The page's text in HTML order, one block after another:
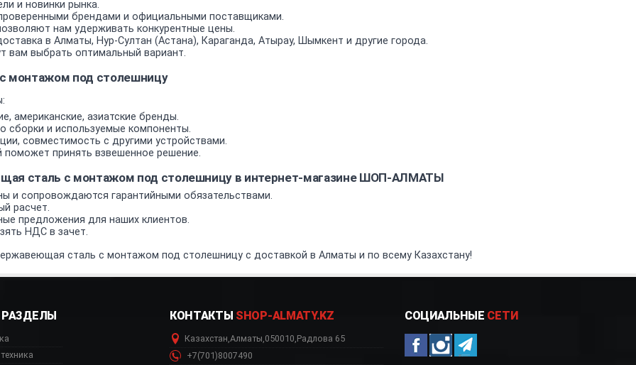
и новинки рынка.
брендами и официальными поставщиками.
нам удерживать конкурентные цены.
в Алматы, Нур-Султан (Астана), Караганда, Атырау, Шымкент и другие города.
вам выбрать оптимальный вариант.
монтажом под столешницу
американские, азиатские бренды.
сборки и используемые компоненты.
совместимость с другими устройствами.
поможет принять взвешенное решение.
сталь с монтажом под столешницу в интернет-магазине ШОП-АЛМАТЫ
и сопровождаются гарантийными обязательствами.
расчет.
предложения для наших клиентов.
НДС в зачет.
сталь с монтажом под столешницу с доставкой в Алматы и по всему Казахстану!
РАЗДЕЛЫ КОНТАКТЫ SHOP-ALMATY.KZ
Казахстан,Алматы,050010,Радлова 65
+7(701)8007490
СОЦИАЛЬНЫЕ СЕТИ